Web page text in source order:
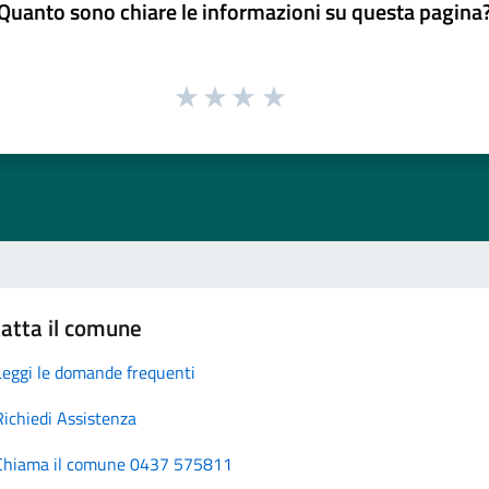
sono chiare le informazioni su questa
il comune
le domande frequenti
Assistenza
il comune 0437 575811